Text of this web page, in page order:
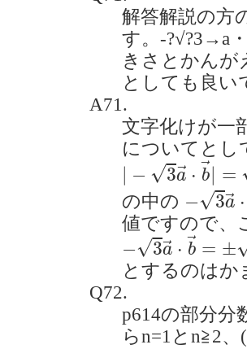
解答解説の方
す。-?√?3→a
きさとかんが
としても良い
A71.
文字化けが一
についてとし
| − √3→
a ⋅ →
b| =
|−3 a →⋅ b→| =3
の中の −√3→
a ⋅
− 3a→
値ですので、
−√3→
a ⋅ →
b = ±
−3 a→ b→= ±
とするのはか
Q72.
p614の部分分
らn=1とn≧2